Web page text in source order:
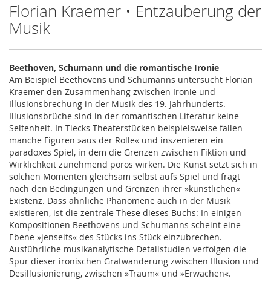
Florian Kraemer • Entzauberung der
Musik
Beethoven, Schumann und die romantische Ironie
Am Beispiel Beethovens und Schumanns untersucht Florian
Kraemer den Zusammenhang zwischen Ironie und
Illusionsbrechung in der Musik des 19. Jahrhunderts.
Illusionsbrüche sind in der romantischen Literatur keine
Seltenheit. In Tiecks Theaterstücken beispielsweise fallen
manche Figuren »aus der Rolle« und inszenieren ein
paradoxes Spiel, in dem die Grenzen zwischen Fiktion und
Wirklichkeit zunehmend porös wirken. Die Kunst setzt sich in
solchen Momenten gleichsam selbst aufs Spiel und fragt
nach den Bedingungen und Grenzen ihrer »künstlichen«
Existenz. Dass ähnliche Phänomene auch in der Musik
existieren, ist die zentrale These dieses Buchs: In einigen
Kompositionen Beethovens und Schumanns scheint eine
Ebene »jenseits« des Stücks ins Stück einzubrechen.
Ausführliche musikanalytische Detailstudien verfolgen die
Spur dieser ironischen Gratwanderung zwischen Illusion und
Desillusionierung, zwischen »Traum« und »Erwachen«.